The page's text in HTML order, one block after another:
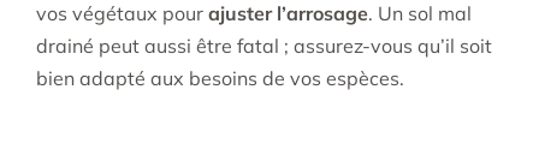
vos végétaux pour ajuster l’arrosage. Un sol mal
drainé peut aussi être fatal ; assurez-vous qu’il soit
bien adapté aux besoins de vos espèces.